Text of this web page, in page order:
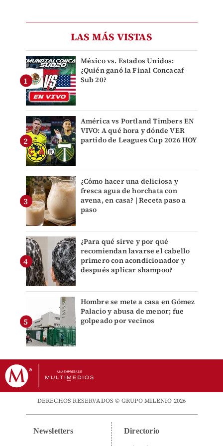
LAS MÁS VISTAS
México vs. Estados Unidos:
¿Quién ganó la Final Concacaf
Sub 20?
América vs Portland Timbers EN
VIVO: A qué hora y dónde VER
partido de Leagues Cup 2026 HOY
¿Cómo hacer una deliciosa y
fresca agua de horchata con
avena, en casa? | Receta paso a
paso
¿Para qué sirve y por qué
recomiendan lavarse el cabello
primero con acondicionador y
después aplicar shampoo?
Hombre se mete a casa en Gómez
Palacio y abusa de menor; fue
golpeado por vecinos
DERECHOS RESERVADOS © GRUPO MILENIO 2026
Newsletters Directorio